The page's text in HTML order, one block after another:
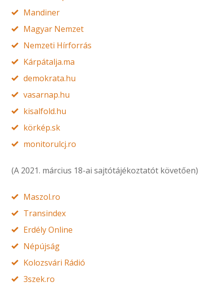
Mandiner
Magyar Nemzet
Nemzeti Hírforrás
Kárpátalja.ma
demokrata.hu
vasarnap.hu
kisalfold.hu
körkép.sk
monitorulcj.ro
(A 2021. március 18-ai sajtótájékoztatót követően)
Maszol.ro
Transindex
Erdély Online
Népújság
Kolozsvári Rádió
3szek.ro